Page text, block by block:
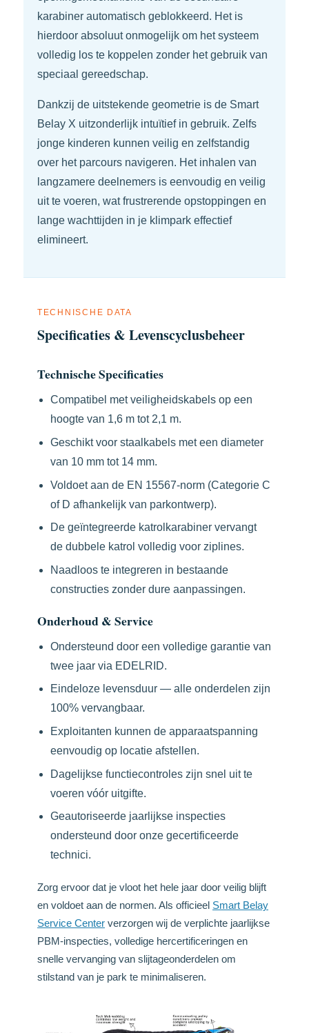
karabiner automatisch geblokkeerd. Het is
hierdoor absoluut onmogelijk om het systeem
volledig los te koppelen zonder het gebruik van
speciaal gereedschap.
Dankzij de uitstekende geometrie is de Smart
Belay X uitzonderlijk intuïtief in gebruik. Zelfs
jonge kinderen kunnen veilig en zelfstandig
over het parcours navigeren. Het inhalen van
langzamere deelnemers is eenvoudig en veilig
uit te voeren, wat frustrerende opstoppingen en
lange wachttijden in je klimpark effectief
elimineert.
TECHNISCHE DATA
Specificaties & Levenscyclusbeheer
Technische Specificaties
Compatibel met veiligheidskabels op een
hoogte van 1,6 m tot 2,1 m.
Geschikt voor staalkabels met een diameter
van 10 mm tot 14 mm.
Voldoet aan de EN 15567-norm (Categorie C
of D afhankelijk van parkontwerp).
De geïntegreerde katrolkarabiner vervangt
de dubbele katrol volledig voor ziplines.
Naadloos te integreren in bestaande
constructies zonder dure aanpassingen.
Onderhoud & Service
Ondersteund door een volledige garantie van
twee jaar via EDELRID.
Eindeloze levensduur — alle onderdelen zijn
100% vervangbaar.
Exploitanten kunnen de apparaatspanning
eenvoudig op locatie afstellen.
Dagelijkse functiecontroles zijn snel uit te
voeren vóór uitgifte.
Geautoriseerde jaarlijkse inspecties
ondersteund door onze gecertificeerde
technici.
Zorg ervoor dat je vloot het hele jaar door veilig blijft
en voldoet aan de normen. Als officieel Smart Belay
Service Center verzorgen wij de verplichte jaarlijkse
PBM-inspecties, volledige hercertificeringen en
snelle vervanging van slijtageonderdelen om
stilstand van je park te minimaliseren.